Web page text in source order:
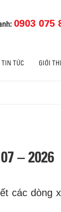
0903 075
TIN TỨC GIỚI
– 2026
các dòng